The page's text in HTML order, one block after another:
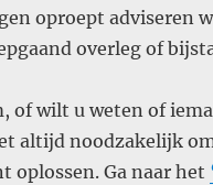
oproept adviseren
overleg of
of wilt u weten of
altijd noodzakelijk
oplossen. Ga naar het